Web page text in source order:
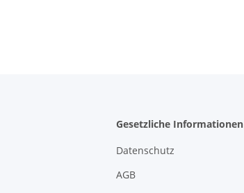
Gesetzliche Informationen
Datenschutz
AGB